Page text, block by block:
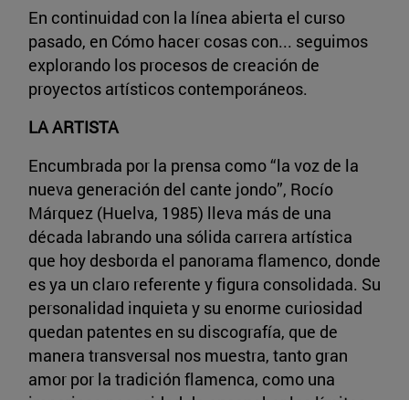
En continuidad con la línea abierta el curso
pasado, en Cómo hacer cosas con... seguimos
explorando los procesos de creación de
proyectos artísticos contemporáneos.
LA ARTISTA
Encumbrada por la prensa como “la voz de la
nueva generación del cante jondo”, Rocío
Márquez (Huelva, 1985) lleva más de una
década labrando una sólida carrera artística
que hoy desborda el panorama flamenco, donde
es ya un claro referente y figura consolidada. Su
personalidad inquieta y su enorme curiosidad
quedan patentes en su discografía, que de
manera transversal nos muestra, tanto gran
amor por la tradición flamenca, como una